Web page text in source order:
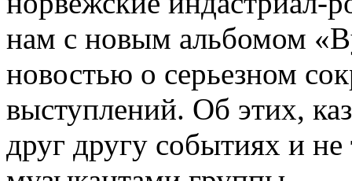
нам с новым альбомом
новостью о серьезном
выступлений. Об этих,
друг другу событиях и